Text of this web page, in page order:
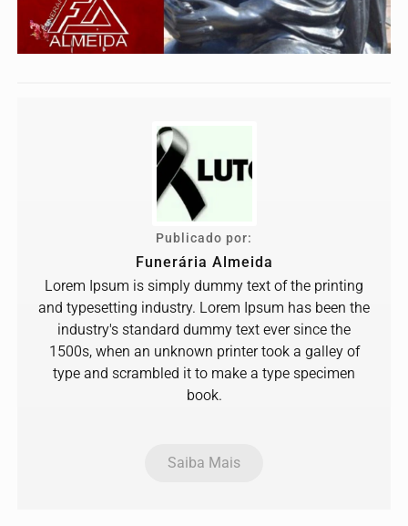
Publicado por:
Funerária Almeida
Lorem Ipsum is simply dummy text of the printing
and typesetting industry. Lorem Ipsum has been the
industry's standard dummy text ever since the
1500s, when an unknown printer took a galley of
type and scrambled it to make a type specimen
book.
Saiba Mais